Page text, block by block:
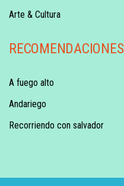
Arte & Cultura
RECOMENDACIONES
A fuego alto
Andariego
Recorriendo con salvador